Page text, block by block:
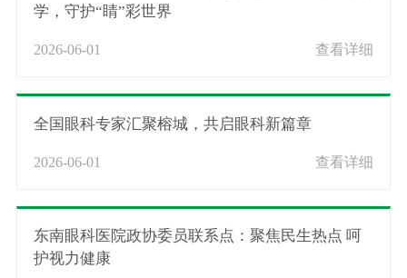
学，守护“睛”彩世界
2026-06-01 查看详细
全国眼科专家汇聚榕城，共启眼科新篇章
2026-06-01 查看详细
东南眼科医院政协委员联系点：聚焦民生热点 呵
护视力健康